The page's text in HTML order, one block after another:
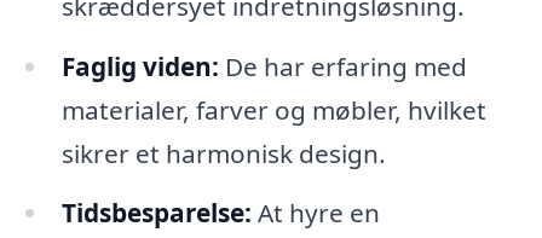
Faglig viden: De har erfaring med
materialer, farver og møbler, hvilket
sikrer et harmonisk design.
Tidsbesparelse: At hyre en